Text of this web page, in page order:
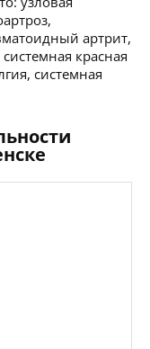
артрит,
красная
системная